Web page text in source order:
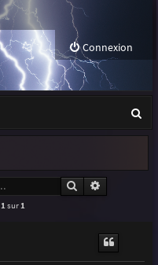
Connexion
e
Rechercher
1 sur 1